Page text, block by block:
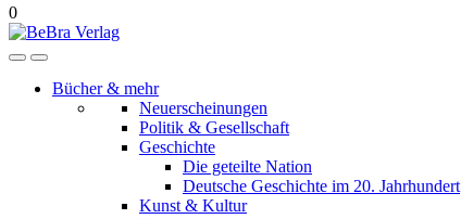
0
Bücher & mehr
Neuerscheinungen
Politik & Gesellschaft
Geschichte
Die geteilte Nation
Deutsche Geschichte im 20. Jahrhundert
Kunst & Kultur